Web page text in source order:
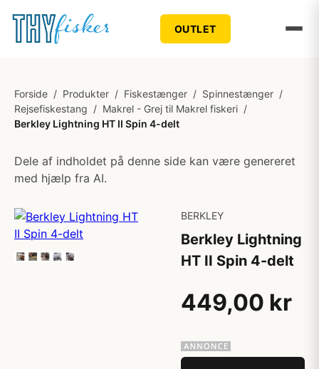
OUTLET
Forside / Produkter / Fiskestænger / Spinnestænger /
Rejsefiskestang / Makrel - Grej til Makrel fiskeri /
Berkley Lightning HT II Spin 4-delt
Dele af indholdet på denne side kan være genereret
med hjælp fra AI.
BERKLEY
Berkley Lightning
HT II Spin 4-delt
449,00 kr